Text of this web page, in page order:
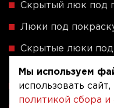
Скрытый люк под
Люки под
Скрытые люки
Ревизионные люки
Мы используем
использовать
политикой сбора